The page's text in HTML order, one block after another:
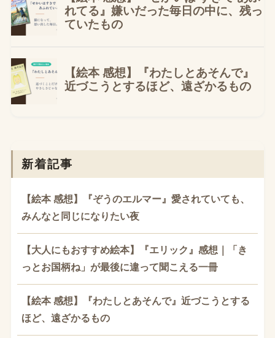
新着記事
【絵本 感想】『ぞうのエルマー』愛されていても、
みんなと同じになりたい夜
【大人にもおすすめ絵本】『エリック』感想｜「き
っとお国柄ね」が最後に違って聞こえる一冊
【絵本 感想】『わたしとあそんで』近づこうとする
ほど、遠ざかるもの